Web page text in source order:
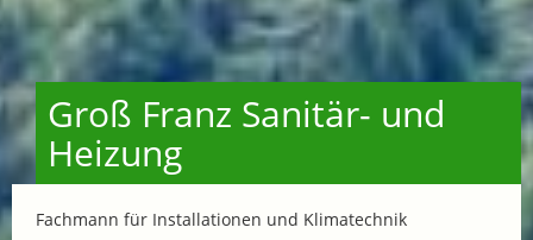
Groß Franz Sanitär- und
Heizung
Fachmann für Installationen und Klimatechnik